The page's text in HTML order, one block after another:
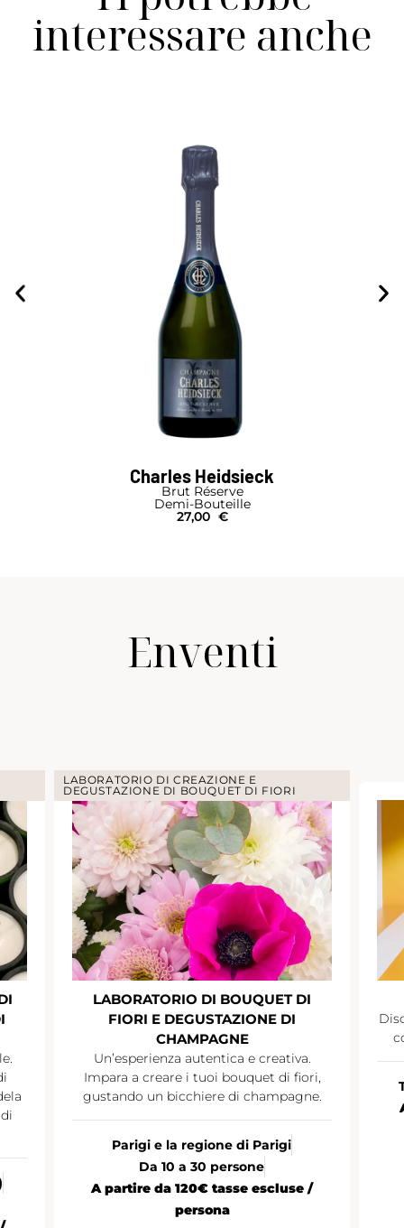
interessare anche
Charles Heidsieck
Brut Réserve
Demi-Bouteille
27,00 €
Enventi
LABORATORIO DI CREAZIONE E
DEGUSTAZIONE DI BOUQUET DI FIORI
LABORATORIO DI BOUQUET DI
FIORI E DEGUSTAZIONE DI
CHAMPAGNE
Un’esperienza autentica e creativa.
Impara a creare i tuoi bouquet di fiori,
gustando un bicchiere di champagne.
Parigi e la regione di Parigi
Da 10 a 30 persone
A partire da 120€ tasse escluse /
persona